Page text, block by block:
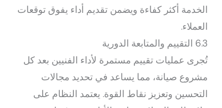
الخدمة أكثر كفاءة ويضمن تقديم أداء يفوق توقعات
العملاء.
6.3 التقييم والمتابعة الدورية
تُجرى عمليات تقييم مستمرة لأداء الفنيين بعد كل
مشروع صيانة، مما يساعد في تحديد مجالات
التحسين وتعزيز نقاط القوة. يعتمد النظام على